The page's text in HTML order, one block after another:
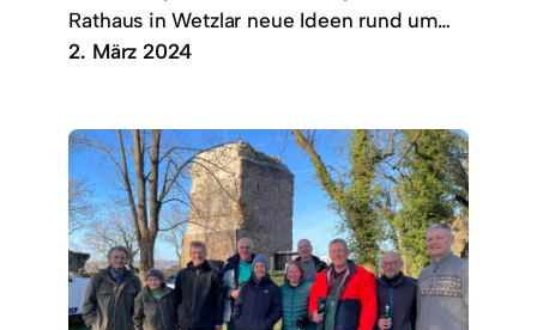
Rathaus in Wetzlar neue Ideen rund um…
2. März 2024